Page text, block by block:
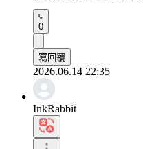
0
寫回覆
2026.06.14 22:35
InkRabbit